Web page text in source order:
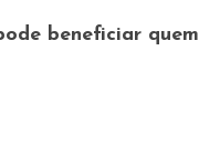
beneficiar quem